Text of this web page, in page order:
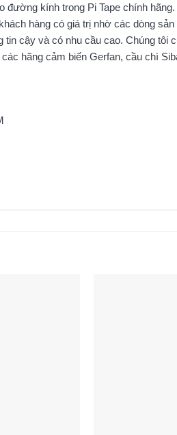
đường kính trong Pi Tape chính
hàng có giá trị nhờ các dòng
cậy và có nhu cầu cao. Chúng tôi
hãng cảm biến Gerfan, cầu chì